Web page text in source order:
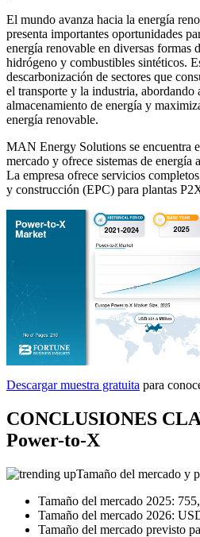
El mundo avanza hacia la energía
presenta importantes oportunidades
energía renovable en diversas formas
hidrógeno y combustibles sintéticos.
descarbonización de sectores que
el transporte y la industria, abordando
almacenamiento de energía y
energía renovable.
MAN Energy Solutions se encuentra
mercado y ofrece sistemas de energía
La empresa ofrece servicios
y construcción (EPC) para plantas
Descargar muestra gratuita para
CONCLUSIONES
Power-to-X
Tamaño del mercado y
Tamaño del mercado 2025:
Tamaño del mercado 2026:
Tamaño del mercado previsto